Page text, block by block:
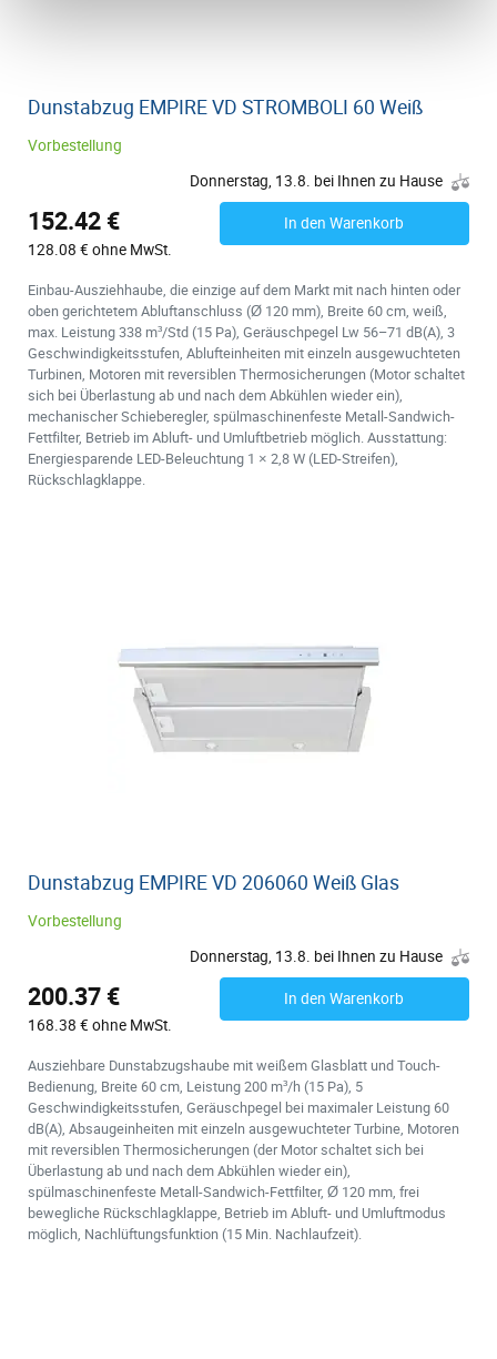
Dunstabzug EMPIRE VD STROMBOLI 60 Weiß
Vorbestellung
Donnerstag, 13.8. bei Ihnen zu Hause
152.42 €
128.08 € ohne MwSt.
In den Warenkorb
Einbau-Ausziehhaube, die einzige auf dem Markt mit nach hinten oder
oben gerichtetem Abluftanschluss (Ø 120 mm), Breite 60 cm, weiß,
max. Leistung 338 m³/Std (15 Pa), Geräuschpegel Lw 56–71 dB(A), 3
Geschwindigkeitsstufen, Ablufteinheiten mit einzeln ausgewuchteten
Turbinen, Motoren mit reversiblen Thermosicherungen (Motor schaltet
sich bei Überlastung ab und nach dem Abkühlen wieder ein),
mechanischer Schieberegler, spülmaschinenfeste Metall-Sandwich-
Fettfilter, Betrieb im Abluft- und Umluftbetrieb möglich. Ausstattung:
Energiesparende LED-Beleuchtung 1 × 2,8 W (LED-Streifen),
Rückschlagklappe.
Dunstabzug EMPIRE VD 206060 Weiß Glas
Vorbestellung
Donnerstag, 13.8. bei Ihnen zu Hause
200.37 €
168.38 € ohne MwSt.
In den Warenkorb
Ausziehbare Dunstabzugshaube mit weißem Glasblatt und Touch-
Bedienung, Breite 60 cm, Leistung 200 m³/h (15 Pa), 5
Geschwindigkeitsstufen, Geräuschpegel bei maximaler Leistung 60
dB(A), Absaugeinheiten mit einzeln ausgewuchteter Turbine, Motoren
mit reversiblen Thermosicherungen (der Motor schaltet sich bei
Überlastung ab und nach dem Abkühlen wieder ein),
spülmaschinenfeste Metall-Sandwich-Fettfilter, Ø 120 mm, frei
bewegliche Rückschlagklappe, Betrieb im Abluft- und Umluftmodus
möglich, Nachlüftungsfunktion (15 Min. Nachlaufzeit).